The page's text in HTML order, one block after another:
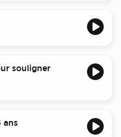
souligner
ans